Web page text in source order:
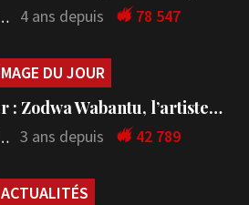
4 ans depuis 78 547
DU JOUR
: Zodwa Wabantu, l’artiste…
3 ans depuis 42 789
ACTUALITÉS